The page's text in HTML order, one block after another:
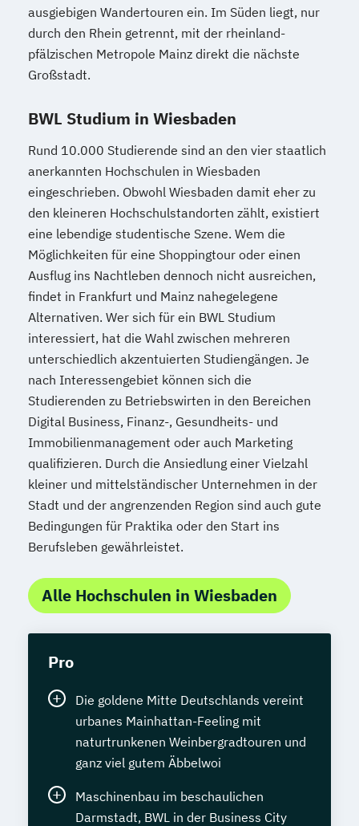
ausgiebigen Wandertouren ein. Im Süden liegt, nur
durch den Rhein getrennt, mit der rheinland-
pfälzischen Metropole Mainz direkt die nächste
Großstadt.
BWL Studium in Wiesbaden
Rund 10.000 Studierende sind an den vier staatlich
anerkannten Hochschulen in Wiesbaden
eingeschrieben. Obwohl Wiesbaden damit eher zu
den kleineren Hochschulstandorten zählt, existiert
eine lebendige studentische Szene. Wem die
Möglichkeiten für eine Shoppingtour oder einen
Ausflug ins Nachtleben dennoch nicht ausreichen,
findet in Frankfurt und Mainz nahegelegene
Alternativen. Wer sich für ein BWL Studium
interessiert, hat die Wahl zwischen mehreren
unterschiedlich akzentuierten Studiengängen. Je
nach Interessengebiet können sich die
Studierenden zu Betriebswirten in den Bereichen
Digital Business, Finanz-, Gesundheits- und
Immobilienmanagement oder auch Marketing
qualifizieren. Durch die Ansiedlung einer Vielzahl
kleiner und mittelständischer Unternehmen in der
Stadt und der angrenzenden Region sind auch gute
Bedingungen für Praktika oder den Start ins
Berufsleben gewährleistet.
Alle Hochschulen in Wiesbaden
Pro
Die goldene Mitte Deutschlands vereint
urbanes Mainhattan-Feeling mit
naturtrunkenen Weinbergradtouren und
ganz viel gutem Äbbelwoi
Maschinenbau im beschaulichen
Darmstadt, BWL in der Business City